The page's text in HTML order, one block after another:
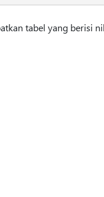
tabel yang berisi